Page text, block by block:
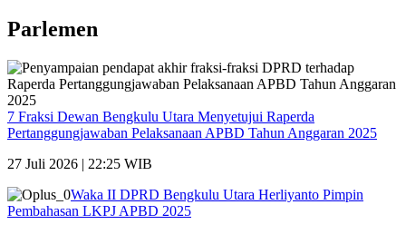
Parlemen
7 Fraksi Dewan Bengkulu Utara Menyetujui Raperda
Pertanggungjawaban Pelaksanaan APBD Tahun Anggaran 2025
27 Juli 2026 | 22:25 WIB
Waka II DPRD Bengkulu Utara Herliyanto Pimpin
Pembahasan LKPJ APBD 2025